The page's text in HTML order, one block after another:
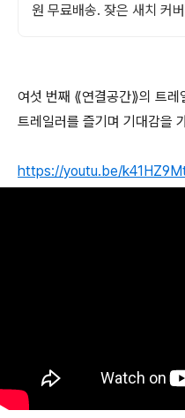
원 무료배송. 잦은 새치 커
여섯 번째 ⟪연결공간⟫의 트레
트레일러를 즐기며 기대감을
https://youtu.be/